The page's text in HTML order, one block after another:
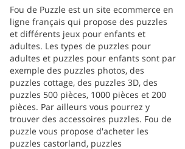
Fou de Puzzle est un site ecommerce en
ligne français qui propose des puzzles
et différents jeux pour enfants et
adultes. Les types de puzzles pour
adultes et puzzles pour enfants sont par
exemple des puzzles photos, des
puzzles cottage, des puzzles 3D, des
puzzles 500 pièces, 1000 pièces et 200
pièces. Par ailleurs vous pourrez y
trouver des accessoires puzzles. Fou de
puzzle vous propose d'acheter les
puzzles castorland, puzzles